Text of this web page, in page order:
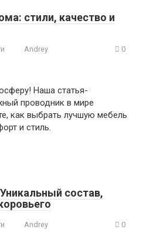
стили, качество и
Andrey 0
Наша статья-
проводник в мире
как выбрать лучшую мебель
и стиль.
состав,
Andrey 0